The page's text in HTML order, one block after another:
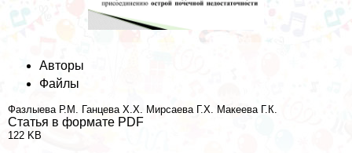
Авторы
Файлы
Фазлыева Р.М. Ганцева Х.Х. Мирсаева Г.Х. Макеева Г.К.
Статья в формате PDF
122 KB